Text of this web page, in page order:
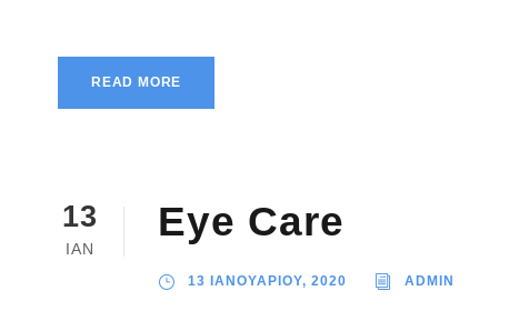
READ MORE
13
ΙΑΝ
Eye Care
13 ΙΑΝΟΥΑΡΙΟΥ, 2020 ADMIN